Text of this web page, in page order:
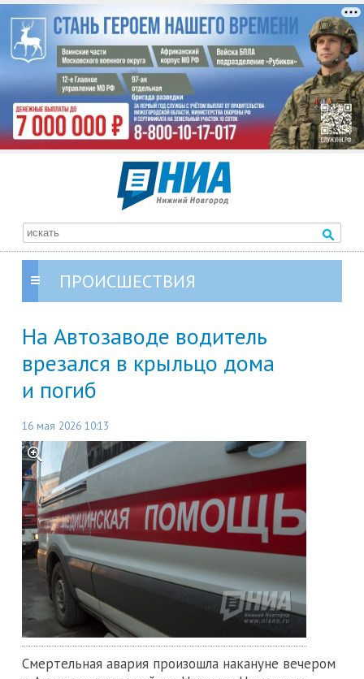
ПРОИСШЕСТВИЯ
На Автозаводе водитель
врезался в крыльцо дома
и погиб
16 мая 2026 10:13
Смертельная авария произошла накануне вечером